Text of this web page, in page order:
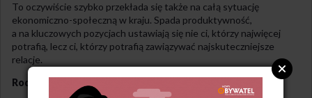
To oczywiście szybko przekłada się także na całą sytuację
ekonomiczno-społeczną w kraju. Spada produktywność,
a na kluczowych pozycjach ustawiają się nie ci, którzy najwięcej
potrafią, lecz ci, którzy potrafią zawiązywać najskuteczniejsze
relacje.
Rodzinne pośrednictwo pracy